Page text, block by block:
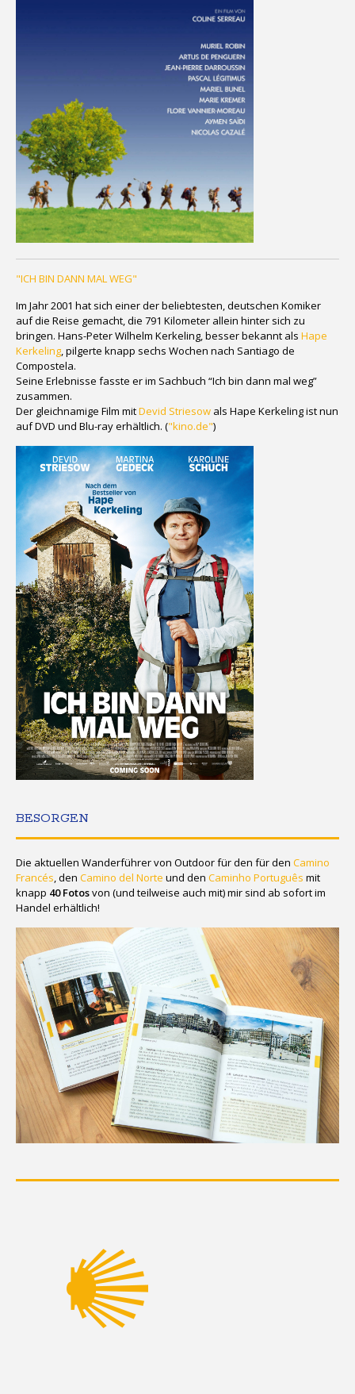
"ICH BIN DANN MAL WEG"
Im Jahr 2001 hat sich einer der beliebtesten, deutschen Komiker
auf die Reise gemacht, die 791 Kilometer allein hinter sich zu
bringen. Hans-Peter Wilhelm Kerkeling, besser bekannt als Hape
Kerkeling, pilgerte knapp sechs Wochen nach Santiago de
Compostela.
Seine Erlebnisse fasste er im Sachbuch “Ich bin dann mal weg”
zusammen.
Der gleichnamige Film mitDevid Striesow als Hape Kerkeling ist nun
auf DVD und Blu-ray erhältlich. ("kino.de")
BESORGEN
Die aktuellen Wanderführer von Outdoor für den für den Camino
Francés, den Camino del Norte und den Caminho Português mit
knapp 40 Fotosvon (und teilweise auch mit) mir sind ab sofort im
Handel erhältlich!